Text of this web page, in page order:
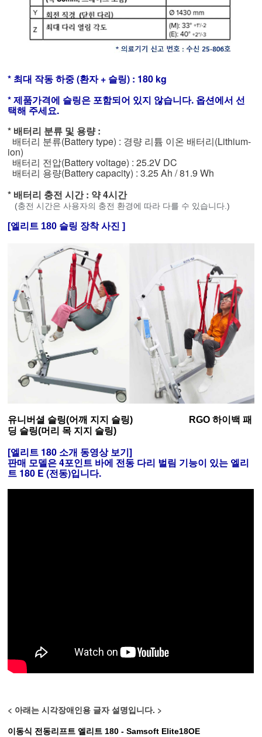
* 최대 작동 하중 (환자 + 슬링) : 180 kg
* 제품가격에 슬링은 포함되어 있지 않습니다. 옵션에서 선
택해 주세요.
* 배터리 분류 및 용량 :
배터리 분류(Battery type) : 경량 리튬 이온 배터리 (Lithium-
ion)
배터리 전압(Battery voltage) : 25.2V DC
배터리 용량(Battery capacity) : 3.25 Ah / 81.9 Wh
* 배터리 충전 시간 : 약 4시간
(충전 시간은 사용자의 충전 환경에 따라 다를 수 있습니다.)
[엘리트 180 슬링 장착 사진 ]
유니버셜 슬링(어깨 지지 슬링) RGO 하이백 패
딩 슬링(머리 목 지지 슬링)
[엘리트 180 소개 동영상 보기]
판매 모델은 4포인트 바에 전동 다리 벌림 기능이 있는 엘리
트 180 E (전동)입니다.
< 아래는 시각장애인용 글자 설명입니다. >
이동식 전동리프트 엘리트 180 -Samsoft Elite18OE